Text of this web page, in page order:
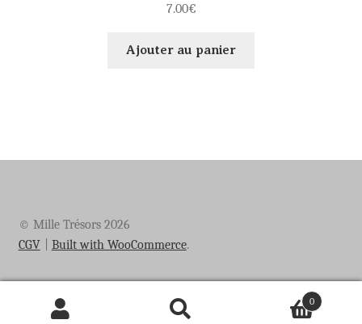
7.00€
Ajouter au panier
© Mille Trésors 2026
CGV
Built with WooCommerce.
Recherche
Recherche
0